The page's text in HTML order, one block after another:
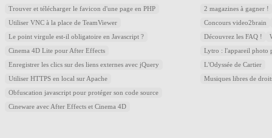
Trouver et télécharger le favicon d'une page en PHP
Utiliser VNC à la place de TeamViewer
Le point virgule est-il obligatoire en Javascript ?
Cinema 4D Lite pour After Effects
Enregistrer les clics sur des liens externes avec jQuery
Utiliser HTTPS en local sur Apache
Obfuscation javascript pour protéger son code source
Cineware avec After Effects et Cinema 4D
2 magazines à gagner !
Concours video2brain
Découvrez les FAQ !
Lytro : l'appareil photo
L'Odyssée de Cartier
Musiques libres de